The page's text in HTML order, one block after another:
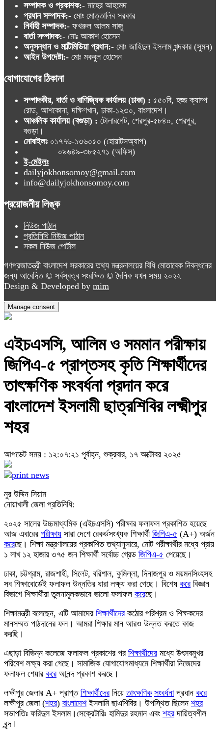
সম্পাদক ও প্রকাশক:- মাহের আহমেদ
প্রধান সম্পাদক:- মোঃ মোত্তালিব সরকার
নির্বাহী সম্পাদক:- ফখরুল আলম সাজু
বার্তা সম্পাদক:- মোঃ আকাশ হোসেন
অনুসন্ধান ও মাল্টিমিডিয়া প্রধান:- মোঃ জাহিদুল ইসলাম খন্দকার (সুমন)
আইন উপদেষ্টা:- মোঃ মকবুল হোসেন
যোগাযোগের ঠিকানা
সম্পাদকীয়, বার্তা ও বাণিজ্যিক কার্যালয় (ঢাকা) : ৫৫০বি, হজ্জ ক্যাম্প
রোড, আশকোনা, দক্ষিণখান, ঢাকা-১২৩০, বাংলাদেশ।
আঞ্চলিক কার্যালয় (বগুড়া) : টোলারগেট, শেরপুর-৫৮৪০, শেরপুর,
বগুড়া।
মোবাইলঃ ০১৭৭৬-১৩৬০৫০ (হোয়াটসঅ্যাপ)
০৯৬৪৯-৩৮৫২৭১ (অফিস)
ই-মেইলঃ
dailyjokhonsomoy@gmail.com
info@dailyjokhonsomoy.com
প্রয়োজনীয় লিঙ্ক
নিউজ পাঠান
প্রতিনিধি নিউজ পাঠান
সকল নিউজ পোর্টাল
গণপ্রজাতন্ত্রী বাংলাদেশ সরকারের তথ্য মন্ত্রনালয়ের বিধি মোতাবেক নিবন্ধনের
জন্য আবেদিত © সর্বস্বত্ব সংরক্ষিত © দৈনিক যখন সময় ২০২২
Design & Developed by mim
Manage consent
এইচএসসি, আলিম ও সমমান পরীক্ষায়
জিপিএ-৫ প্রাপ্তসহ কৃতি শিক্ষার্থীদের
তাৎক্ষণিক সংবর্ধনা প্রদান করে
বাংলাদেশ ইসলামী ছাত্রশিবির লক্ষ্মীপুর
শহর
আপডেট সময় : ১২:০৭:২১ পূর্বাহ্ন, শুক্রবার, ১৭ অক্টোবর ২০২৫
নুর উদ্দিন সিয়াম
নোয়াখালী জেলা প্রতিনিধি:
২০২৫ সালের উচ্চমাধ্যমিক (এইচএসসি) পরীক্ষার ফলাফল প্রকাশিত হয়েছে
আজ এবারের পরীক্ষায় সারা দেশে রেকর্ডসংখ্যক শিক্ষার্থী জিপিএ-৫ (A+) অর্জন
করেছে। শিক্ষা মন্ত্রণালয়ের প্রকাশিত তথ্যানুসারে, মোট পরীক্ষার্থীর মধ্যে প্রায়
১ লাখ ১২ হাজার ৩৭৫ জন শিক্ষার্থী সর্বোচ্চ গ্রেড জিপিএ-৫ পেয়েছে।
ঢাকা, চট্টগ্রাম, রাজশাহী, সিলেট, বরিশাল, কুমিল্লা, দিনাজপুর ও ময়মনসিংহসহ
সব শিক্ষাবোর্ডেই ফলাফল উন্নতির ধারা লক্ষ্য করা গেছে। বিশেষ করেবিজ্ঞান
বিভাগে শিক্ষার্থীরা তুলনামূলকভাবে ভালো ফলাফল করেছে।
শিক্ষামন্ত্রী বলেছেন, এটি আমাদের শিক্ষার্থীদেরকঠোর পরিশ্রম ও শিক্ষকদের
মানসম্মত পাঠদানের ফল। আমরা শিক্ষার মান আরও উন্নত করতে কাজ
করছি।
এছাড়া বিভিন্ন কলেজে ফলাফল প্রকাশের পর শিক্ষার্থীদেরমধ্যে উৎসবমুখর
পরিবেশ লক্ষ্য করা গেছে। সামাজিক যোগাযোগমাধ্যমে শিক্ষার্থীরা নিজেদের
ফলাফল শেয়ার করেআনন্দ প্রকাশ করছে।
লক্ষীপুর জেলার A+ প্রাপ্ত শিক্ষার্থীদেরনিয়েতাৎক্ষণিক সংবর্ধনাপ্রধান করে
লক্ষীপুর জেলা (শহর) বাংলাদেশইসলামি ছাএশিবির। উপস্থিত ছিলেন শহর
সভাপতিঃ ফরিদুল ইসলাম।সেক্রেটারিঃ হামিদুর রহমান এবং শহরদায়িত্বশীল
বৃন্দ।